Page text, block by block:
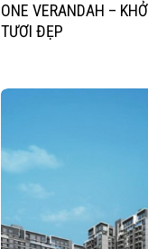
ONE VERANDAH –
TƯƠI ĐẸP